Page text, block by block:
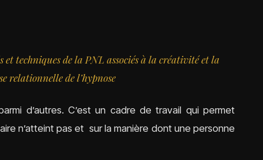
et techniques de la PNL associés à la créativité et la
relationnelle de l’hypnose
d’autres. C’est un cadre de travail qui permet
n’atteint pas et sur la manière dont une personne